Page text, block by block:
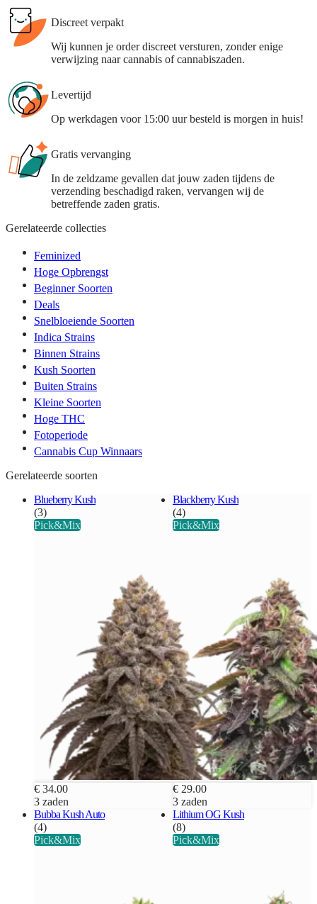
Discreet verpakt
Wij kunnen je order discreet versturen, zonder enige
verwijzing naar cannabis of cannabiszaden.
Levertijd
Op werkdagen voor 15:00 uur besteld is morgen in huis!
Gratis vervanging
In de zeldzame gevallen dat jouw zaden tijdens de
verzending beschadigd raken, vervangen wij de
betreffende zaden gratis.
Gerelateerde collecties
Feminized
Hoge Opbrengst
Beginner Soorten
Deals
Snelbloeiende Soorten
Indica Strains
Binnen Strains
Kush Soorten
Buiten Strains
Kleine Soorten
Hoge THC
Fotoperiode
Cannabis Cup Winnaars
Gerelateerde soorten
Blueberry Kush
(3)
Pick&Mix
€ 34.00
3 zaden
Blackberry Kush
(4)
Pick&Mix
€ 29.00
3 zaden
Bubba Kush Auto
(4)
Pick&Mix
Lithium OG Kush
(8)
Pick&Mix